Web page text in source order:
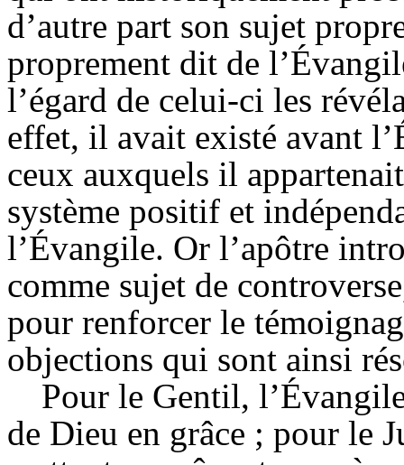
d’autre part son sujet
proprement dit de
l’égard de celui-ci les
effet, il avait existé avant
ceux auxquels il
système positif et
l’Évangile. Or l’apôtre
comme sujet de
pour renforcer le
objections qui sont ainsi
Pour le Gentil,
de Dieu en grâce ; pour le